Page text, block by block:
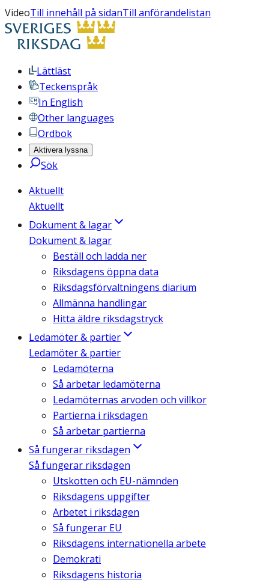
VideoTill innehåll på sidanTill anförandelistan
Lättläst
Teckenspråk
In English
Other languages
Ordbok
Aktivera lyssna
Sök
Aktuellt
Aktuellt
Dokument & lagar
Dokument & lagar
Beställ och ladda ner
Riksdagens öppna data
Riksdagsförvaltningens diarium
Allmänna handlingar
Hitta äldre riksdagstryck
Ledamöter & partier
Ledamöter & partier
Ledamöterna
Så arbetar ledamöterna
Ledamöternas arvoden och villkor
Partierna i riksdagen
Så arbetar partierna
Så fungerar riksdagen
Så fungerar riksdagen
Utskotten och EU-nämnden
Riksdagens uppgifter
Arbetet i riksdagen
Så fungerar EU
Riksdagens internationella arbete
Demokrati
Riksdagens historia